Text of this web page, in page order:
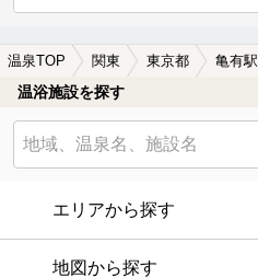
温泉TOP 関東 東京都 亀有駅
温浴施設を探す
エリアから探す
地図から探す